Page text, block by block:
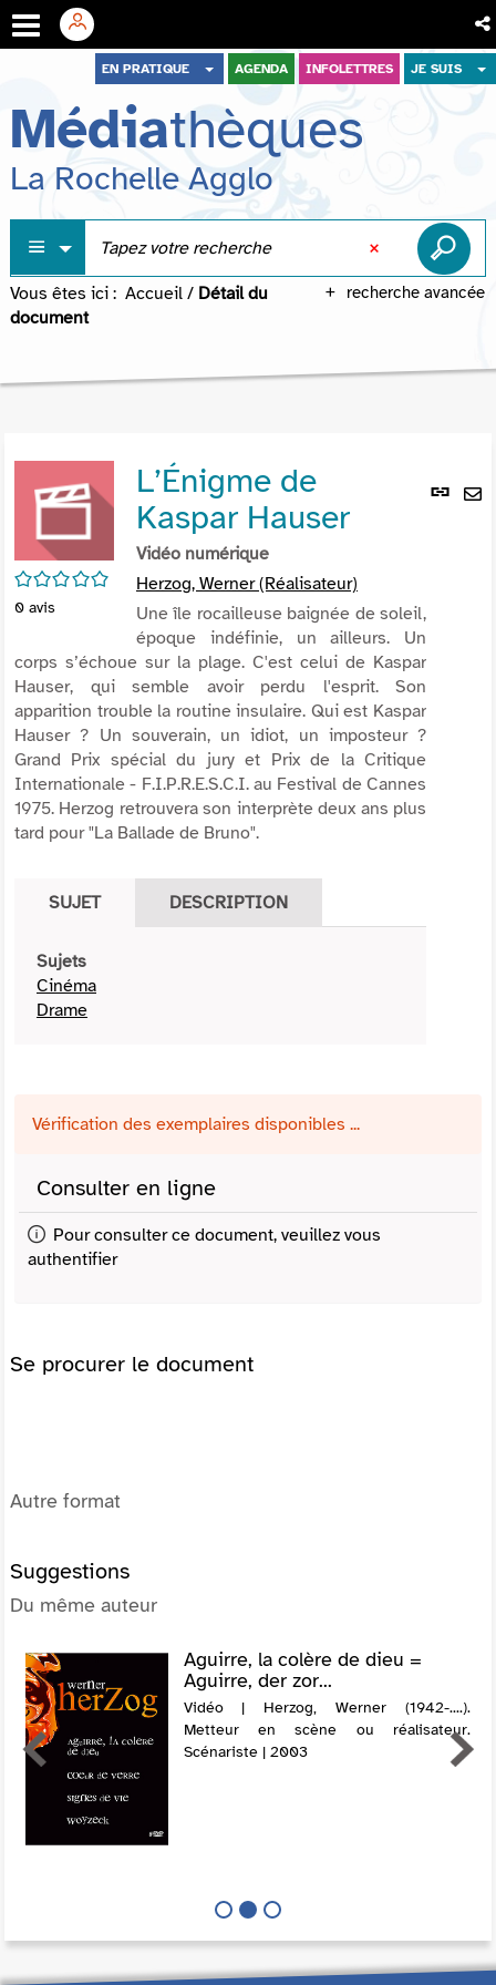
menu
contenu
recherche
EN PRATIQUE AGENDA INFOLETTRES JE SUIS
Médiathèques
La Rochelle Agglo
recherche avancée
Vous êtes ici : Accueil / Détail du
document
Lien
/5
0 avis
L’Énigme de
Kaspar Hauser
Vidéo numérique
Herzog, Werner (Réalisateur)
Une île rocailleuse baignée de soleil,
époque indéfinie, un ailleurs. Un
corps s’échoue sur la plage. C'est celui de Kaspar
Hauser, qui semble avoir perdu l'esprit. Son
apparition trouble la routine insulaire. Qui est Kaspar
Hauser ? Un souverain, un idiot, un imposteur ?
Grand Prix spécial du jury et Prix de la Critique
Internationale - F.I.P.R.E.S.C.I. au Festival de Cannes
1975. Herzog retrouvera son interprète deux ans plus
tard pour "La Ballade de Bruno".
SUJET DESCRIPTION
Sujets
Cinéma
Drame
Vérification des exemplaires disponibles ...
Consulter en ligne
Pour consulter ce document, veuillez vous
authentifier
Se procurer le document
Autre format
Suggestions
Du même auteur
Aguirre, la colère de dieu =
Aguirre, der zor...
Vidéo | Herzog, Werner (1942-....).
Metteur en scène ou réalisateur.
Scénariste | 2003